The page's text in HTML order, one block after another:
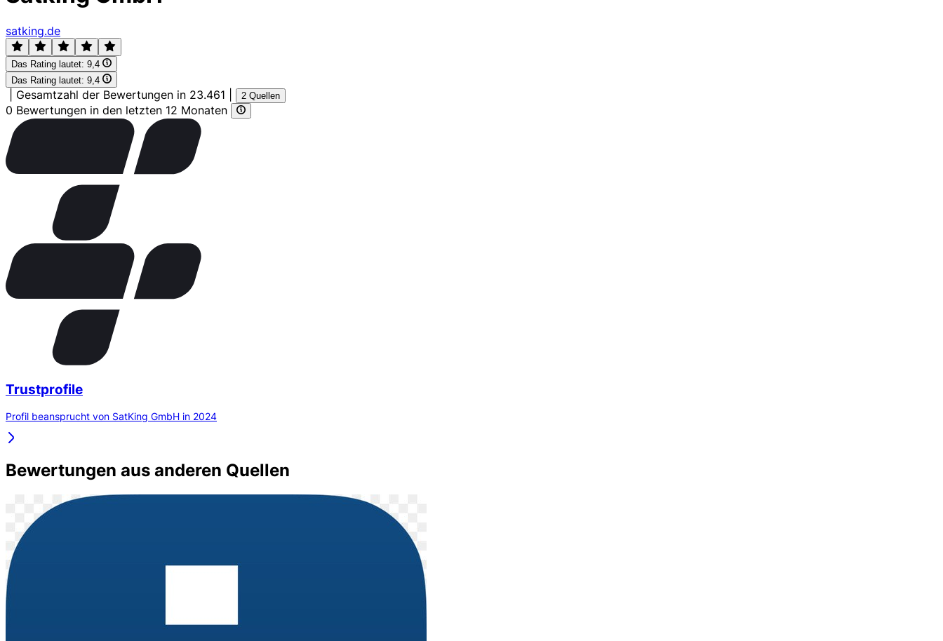
satking.de
Das Rating lautet: 9,4
Das Rating lautet: 9,4
Gesamtzahl der Bewertungen in 23.461 2 Quellen
0 Bewertungen in den letzten 12 Monaten
Trustprofile
Profil beansprucht von SatKing GmbH in 2024
Bewertungen aus anderen Quellen